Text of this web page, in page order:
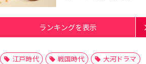
ランキングを表示
江戸時代 戦国時代
大河ドラマ